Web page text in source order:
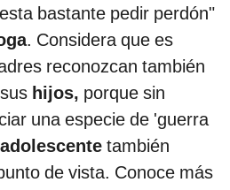
bastante pedir perdón"
. Considera que es
reconozcan también
hijos, porque sin
una especie de 'guerra
adolescente también
de vista. Conoce más